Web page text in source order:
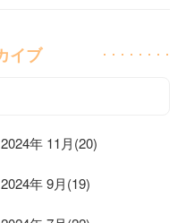
イブ
2024年 11月(20)
2024年 9月(19)